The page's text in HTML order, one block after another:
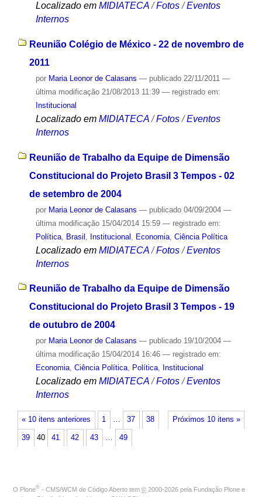
Localizado em MIDIATECA /Fotos /Eventos
Internos
Reunião Colégio de México - 22 de novembro de
2011
por Maria Leonor de Calasans — publicado22/11/2011 —
última modificação21/08/2013 11:39 — registrado em:
Institucional
Localizado em MIDIATECA /Fotos /Eventos
Internos
Reunião de Trabalho da Equipe de Dimensão
Constitucional do Projeto Brasil 3 Tempos - 02
de setembro de 2004
por Maria Leonor de Calasans — publicado04/09/2004 —
última modificação15/04/2014 15:59 — registrado em:
Política, Brasil Institucional Economia, Ciência Política
Localizado em MIDIATECA /Fotos /Eventos
Internos
Reunião de Trabalho da Equipe de Dimensão
Constitucional do Projeto Brasil 3 Tempos - 19
de outubro de 2004
por Maria Leonor de Calasans — publicado19/10/2004 —
última modificação15/04/2014 16:46 — registrado em:
Economia, Ciência Política, Política, Institucional
Localizado em MIDIATECA /Fotos /Eventos
Internos
« 10 itens anteriores Próximos 10 itens »
1 … 37 38
39 40 41 42 43 … 49
O Plone® - CMS/WCM de Código Aberto tem © 2000-2026 pela Fundação Plone e